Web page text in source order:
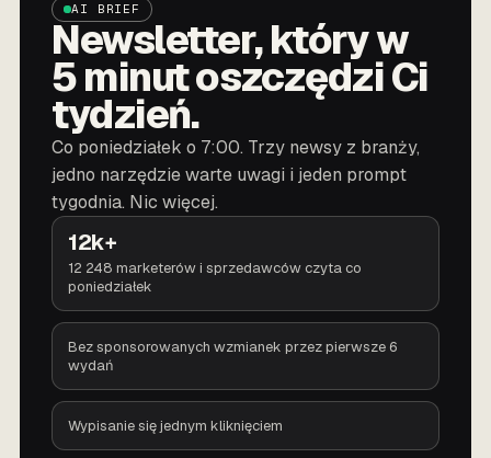
AI BRIEF
Newsletter, który w
5 minut oszczędzi Ci
tydzień.
Co poniedziałek o 7:00. Trzy newsy z branży,
jedno narzędzie warte uwagi i jeden prompt
tygodnia. Nic więcej.
12k+
12 248 marketerów i sprzedawców czyta co
poniedziałek
Bez sponsorowanych wzmianek przez pierwsze 6
wydań
Wypisanie się jednym kliknięciem